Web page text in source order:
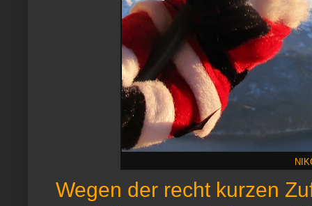
Wegen der recht kurzen